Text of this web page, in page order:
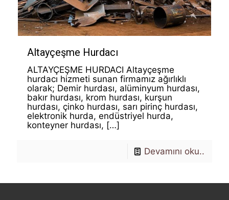
Altayçeşme Hurdacı
ALTAYÇEŞME HURDACI Altayçeşme
hurdacı hizmeti sunan firmamız ağırlıklı
olarak; Demir hurdası, alüminyum hurdası,
bakır hurdası, krom hurdası, kurşun
hurdası, çinko hurdası, sarı pirinç hurdası,
elektronik hurda, endüstriyel hurda,
konteyner hurdası, […]
Devamını oku..